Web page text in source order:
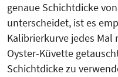
genaue Schichtdicke
unterscheidet, ist es
Kalibrierkurve jedes Mal
Oyster-Küvette
Schichtdicke zu